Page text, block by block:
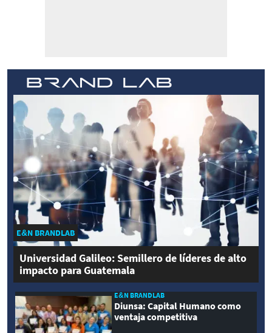
E&N BRANDLAB
Universidad Galileo: Semillero de líderes de alto
impacto para Guatemala
E&N BRANDLAB
Diunsa: Capital Humano como
ventaja competitiva